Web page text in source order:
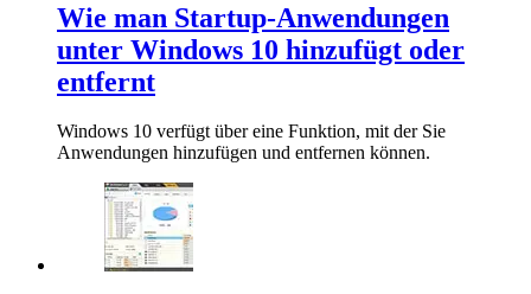
Wie man Startup-Anwendungen
unter Windows 10 hinzufügt oder
entfernt
Windows 10 verfügt über eine Funktion, mit der Sie
Anwendungen hinzufügen und entfernen können.